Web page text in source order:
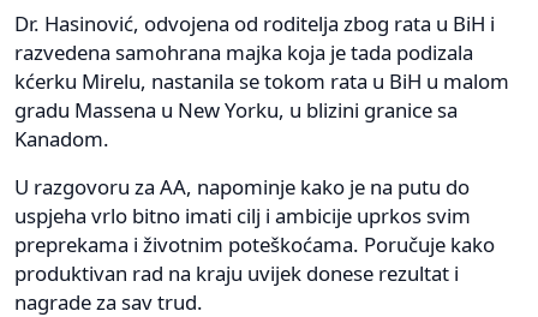
Dr. Hasinović, odvojena od roditelja zbog rata u BiH i
razvedena samohrana majka koja je tada podizala
kćerku Mirelu, nastanila se tokom rata u BiH u malom
gradu Massena u New Yorku, u blizini granice sa
Kanadom.
U razgovoru za AA, napominje kako je na putu do
uspjeha vrlo bitno imati cilj i ambicije uprkos svim
preprekama i životnim poteškoćama. Poručuje kako
produktivan rad na kraju uvijek donese rezultat i
nagrade za sav trud.